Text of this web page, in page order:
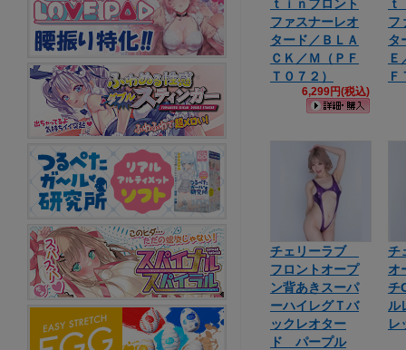
ｔｉｎフロント
ファスナーレオ
タード／ＢＬＡ
ＣＫ／Ｍ（ＰＦ
Ｔ０７２）
6,299円(税込)
フ
タ
Ｅ
Ｆ
チェリーラブ
フロントオープ
ン背あきスーパ
ーハイレグＴバ
ックレオター
ド パープル
チ
オ
チ
ル
レ